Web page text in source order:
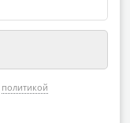
политикой